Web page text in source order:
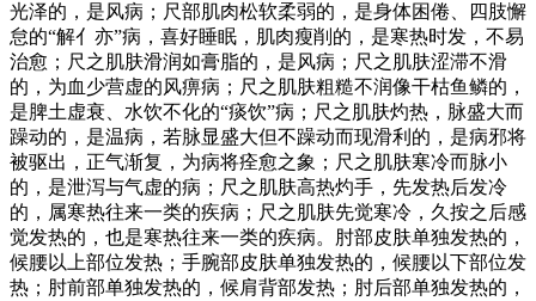
光泽的，是风病；尺部肌肉松软柔弱的，是身体困倦、四肢懈
怠的“解亻亦”病，喜好睡眠，肌肉瘦削的，是寒热时发，不易
治愈；尺之肌肤滑润如膏脂的，是风病；尺之肌肤涩滞不滑
的，为血少营虚的风痹病；尺之肌肤粗糙不润像干枯鱼鳞的，
是脾土虚衰、水饮不化的“痰饮”病；尺之肌肤灼热，脉盛大而
躁动的，是温病，若脉显盛大但不躁动而现滑利的，是病邪将
被驱出，正气渐复，为病将痊愈之象；尺之肌肤寒冷而脉小
的，是泄泻与气虚的病；尺之肌肤高热灼手，先发热后发冷
的，属寒热往来一类的疾病；尺之肌肤先觉寒冷，久按之后感
觉发热的，也是寒热往来一类的疾病。肘部皮肤单独发热的，
候腰以上部位发热；手腕部皮肤单独发热的，候腰以下部位发
热；肘前部单独发热的，候肩背部发热；肘后部单独发热的，